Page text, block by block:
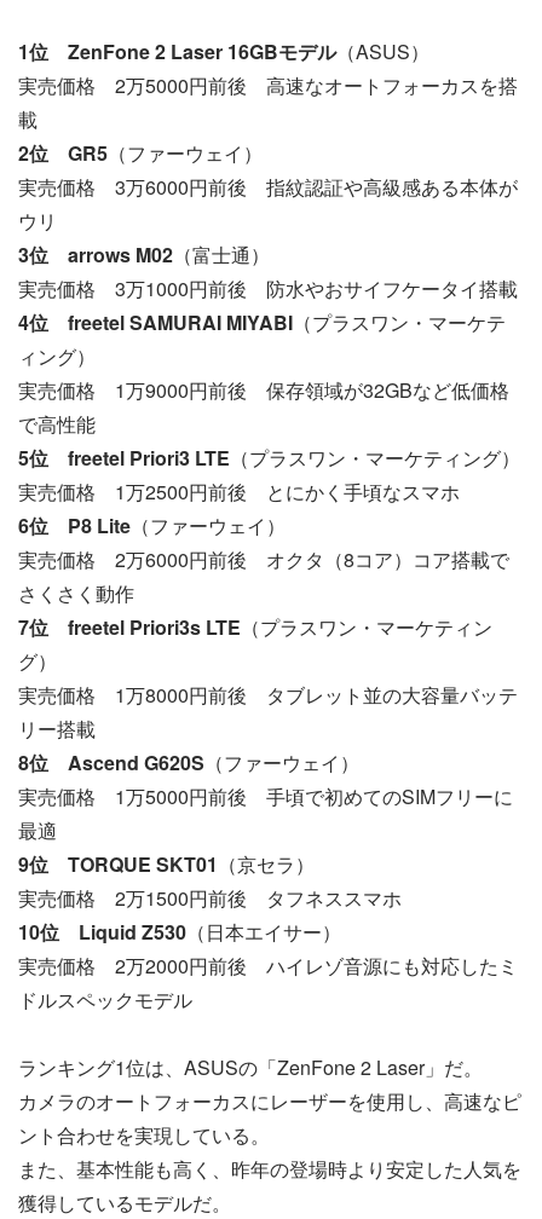
1位 ZenFone 2 Laser 16GBモデル（ASUS）
実売価格 2万5000円前後 高速なオートフォーカスを搭
載
2位 GR5 （ファーウェイ）
実売価格 3万6000円前後 指紋認証や高級感ある本体が
ウリ
3位 arrows M02 （富士通）
実売価格 3万1000円前後 防水やおサイフケータイ搭載
4位 freetel SAMURAI MIYABI （プラスワン・マーケテ
ィング）
実売価格 1万9000円前後 保存領域が32GBなど低価格
で高性能
5位 freetel Priori3 LTE （プラスワン・マーケティング）
実売価格 1万2500円前後 とにかく手頃なスマホ
6位 P8 Lite （ファーウェイ）
実売価格 2万6000円前後 オクタ（8コア）コア搭載で
さくさく動作
7位 freetel Priori3s LTE （プラスワン・マーケティン
グ）
実売価格 1万8000円前後 タブレット並の大容量バッテ
リー搭載
8位 Ascend G620S （ファーウェイ）
実売価格 1万5000円前後 手頃で初めてのSIMフリーに
最適
9位 TORQUE SKT01 （京セラ）
実売価格 2万1500円前後 タフネススマホ
10位 Liquid Z530 （日本エイサー）
実売価格 2万2000円前後 ハイレゾ音源にも対応したミ
ドルスペックモデル
ランキング1位は、ASUSの「ZenFone 2 Laser」だ。
カメラのオートフォーカスにレーザーを使用し、高速なピ
ント合わせを実現している。
また、基本性能も高く、昨年の登場時より安定した人気を
獲得しているモデルだ。